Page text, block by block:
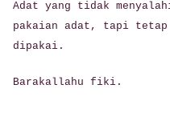
Adat yang tidak
pakaian adat, tapi tetap
dipakai.
Barakallahu fiki.